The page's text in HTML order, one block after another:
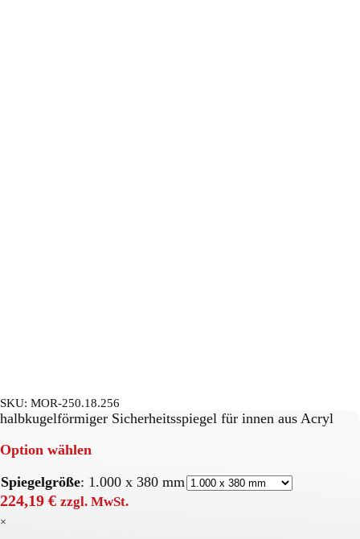
SKU: MOR-250.18.256
halbkugelförmiger Sicherheitsspiegel für innen aus Acryl
Option wählen
Spiegelgröße: 1.000 x 380 mm
224,19 € zzgl. MwSt.
×